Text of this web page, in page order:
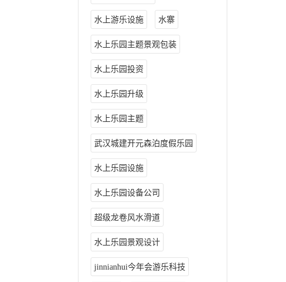
水上游乐设施 水寨
水上乐园主题景观包装
水上乐园投资
水上乐园升级
水上乐园主题
武汉城建开元森泊度假乐园
水上乐园设施
水上乐园设备公司
超级龙卷风水滑道
水上乐园景观设计
jinnianhui今年会游乐科技